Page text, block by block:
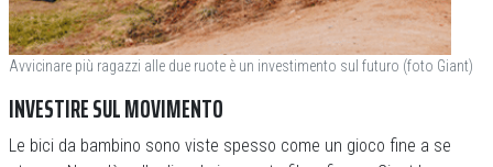
Avvicinare più ragazzi alle due ruote è un investimento sul futuro (foto Giant)
INVESTIRE SUL MOVIMENTO
Le bici da bambino sono viste spesso come un gioco fine a se